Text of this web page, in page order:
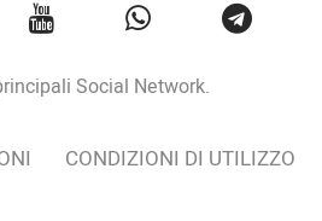
Social Network.
CONDIZIONI DI UTILIZZO